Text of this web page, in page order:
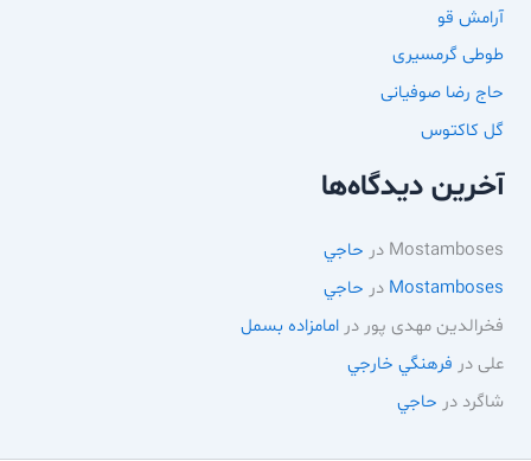
آرامش قو
طوطی گرمسیری
حاج رضا صوفیانی
گل کاکتوس
آخرین دیدگاه‌ها
Mostamboses در حاجي
Mostamboses در حاجي
فخرالدین مهدی پور درامامزاده بسمل
علی در فرهنگي خارجي
شاگرد در حاجي